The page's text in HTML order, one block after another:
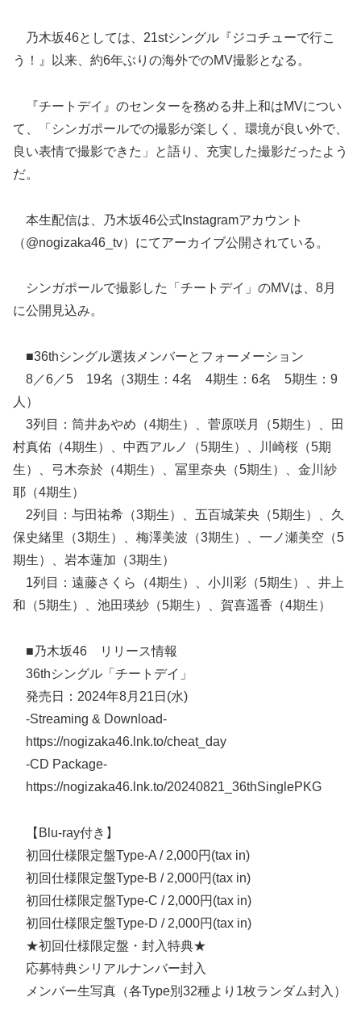
乃木坂46としては、21stシングル『ジコチューで行こ
う！』以来、約6年ぶりの海外でのMV撮影となる。
『チートデイ』のセンターを務める井上和はMVについ
て、「シンガポールでの撮影が楽しく、環境が良い外で、
良い表情で撮影できた」と語り、充実した撮影だったよう
だ。
本生配信は、乃木坂46公式Instagramアカウント
（@nogizaka46_tv）にてアーカイブ公開されている。
シンガポールで撮影した「チートデイ」のMVは、8月
に公開見込み。
■36thシングル選抜メンバーとフォーメーション
8／6／5 19名（3期生：4名 4期生：6名 5期生：9
人）
3列目：筒井あやめ（4期生）、菅原咲月（5期生）、田
村真佑（4期生）、中西アルノ（5期生）、川崎桜（5期
生）、弓木奈於（4期生）、冨里奈央（5期生）、金川紗
耶（4期生）
2列目：与田祐希（3期生）、五百城茉央（5期生）、久
保史緒里（3期生）、梅澤美波（3期生）、一ノ瀬美空（5
期生）、岩本蓮加（3期生）
1列目：遠藤さくら（4期生）、小川彩（5期生）、井上
和（5期生）、池田瑛紗（5期生）、賀喜遥香（4期生）
■乃木坂46 リリース情報
36thシングル「チートデイ」
発売日：2024年8月21日(水)
-Streaming & Download-
https://nogizaka46.lnk.to/cheat_day
-CD Package-
https://nogizaka46.lnk.to/20240821_36thSinglePKG
【Blu-ray付き】
初回仕様限定盤Type-A / 2,000円(tax in)
初回仕様限定盤Type-B / 2,000円(tax in)
初回仕様限定盤Type-C / 2,000円(tax in)
初回仕様限定盤Type-D / 2,000円(tax in)
★初回仕様限定盤・封入特典★
応募特典シリアルナンバー封入
メンバー生写真（各Type別32種より1枚ランダム封入）